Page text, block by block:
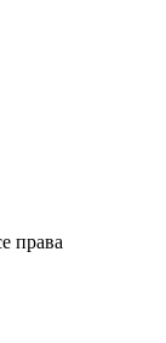
права